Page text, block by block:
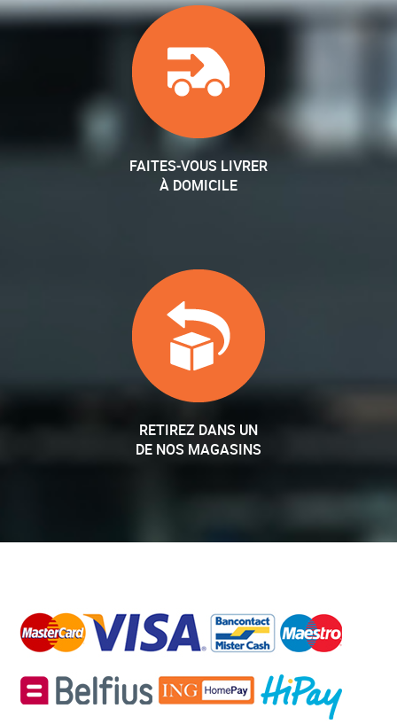
FAITES-VOUS LIVRER
À DOMICILE
RETIREZ DANS UN
DE NOS MAGASINS